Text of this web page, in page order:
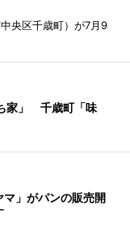
央区千歳町）が7月9
家」 千歳町「味
」がパンの販売開